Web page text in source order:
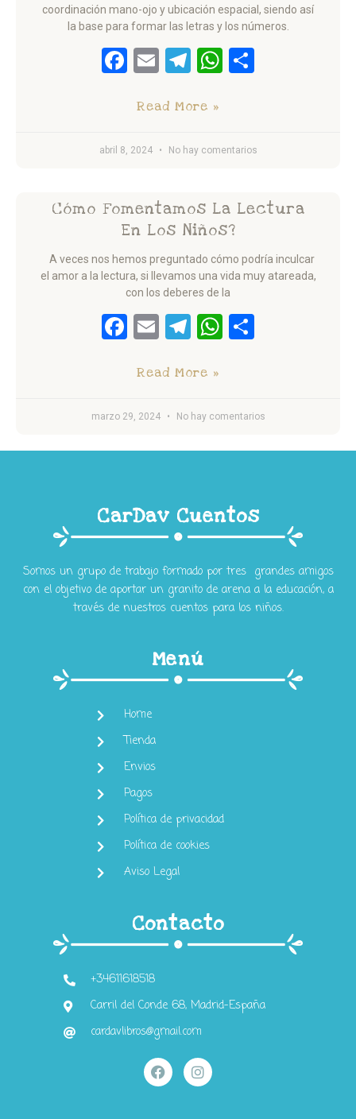
coordinación mano-ojo y ubicación espacial, siendo así
la base para formar las letras y los números.
Facebook
EmailTelegram
WhatsApp
Read More »
abril 8, 2024 No hay comentarios
Cómo Fomentamos La Lectura
En Los Niños?
A veces nos hemos preguntado cómo podría inculcar
el amor a la lectura, si llevamos una vida muy atareada,
con los deberes de la
Facebook
EmailTelegram
WhatsApp
Read More »
marzo 29, 2024 No hay comentarios
CarDav Cuentos
Somos un grupo de trabajo formado por tres grandes amigos
con el objetivo de aportar un granito de arena a la educación, a
través de nuestros cuentos para los niños.
Menú
Home
Tienda
Envios
Pagos
Política de privacidad
Política de cookies
Aviso Legal
Contacto
+34611618518
Carril del Conde 68, Madrid-España
cardavlibros@gmail.com